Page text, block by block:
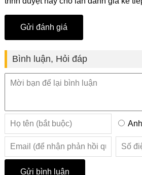
Bình luận, Hỏi đáp
Anh